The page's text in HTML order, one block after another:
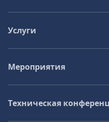
Услуги
Мероприятия
Техническая